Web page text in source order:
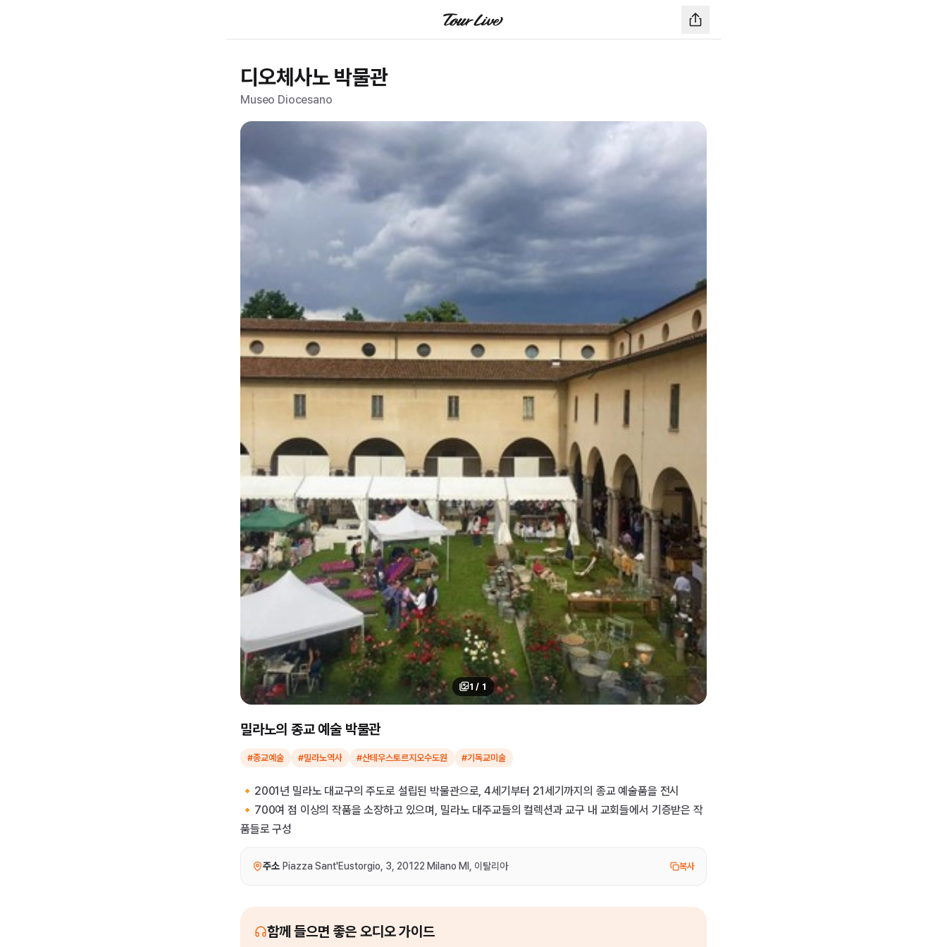
디오체사노 박물관
Museo Diocesano
1 / 1
밀라노의 종교 예술 박물관
#종교예술 #밀라노역사 #산테우스토르지오수도원 #기독교미술
🔸2001년 밀라노 대교구의 주도로 설립된 박물관으로, 4세기부터 21세기까지의 종교 예술품을 전시
🔸700여 점 이상의 작품을 소장하고 있으며, 밀라노 대주교들의 컬렉션과 교구 내 교회들에서 기증받은 작
품들로 구성
주소 Piazza Sant'Eustorgio, 3, 20122 Milano MI, 이탈리아 복사
함께 들으면 좋은 오디오 가이드